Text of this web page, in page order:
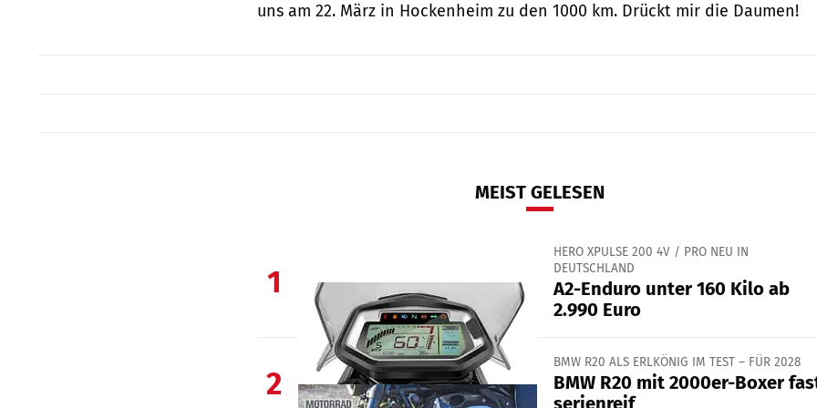
uns am 22. März in Hockenheim zu den 1000 km. Drückt mir die Daumen!
MEIST GELESEN
1
HERO XPULSE 200 4V / PRO NEU IN
DEUTSCHLAND
A2-Enduro unter 160 Kilo ab
2.990 Euro
2
BMW R20 ALS ERLKÖNIG IM TEST – FÜR 2028
BMW R20 mit 2000er-Boxer